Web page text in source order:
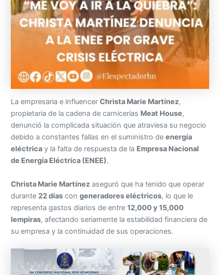
La empresaria e influencerChrista Marie Martínez,
propietaria de la cadena de carnicerías Meat House,
denunció la complicada situación que atraviesa su negocio
debido a constantes fallas en el suministro deenergía
eléctrica y la falta de respuesta de la Empresa Nacional
de Energía Eléctrica (ENEE).
Christa Marie Martínez aseguró que ha tenido que operar
durante 22 días congeneradores eléctricos, lo que le
representa gastos diarios de entre12,000 y 15,000
lempiras, afectando seriamente la estabilidad financiera de
su empresa y la continuidad de sus operaciones.